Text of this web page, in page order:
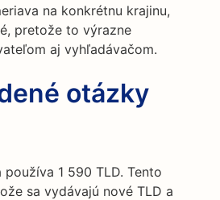
na konkrétnu krajinu,
pretože to výrazne
aj vyhľadávačom.
otázky
1 590 TLD. Tento
sa vydávajú nové TLD a